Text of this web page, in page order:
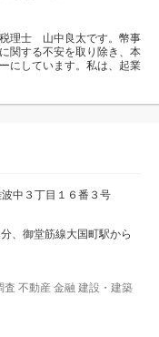
理士 山中良太です。幣事
関する不安を取り除き、本
にしています。私は、起業
中３丁目１６番３号
、御堂筋線大国町駅から
査 不動産 金融 建設・建築